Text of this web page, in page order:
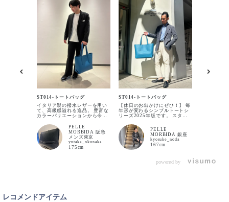
BLACK
入荷待ち 入荷お知らせ
CHARCOAL GRAY
入荷待ち 入荷お知らせ
DARK BROWN
入荷待ち 入荷お知らせ
KHAKI カートに入れる
ST014-トートバッグ
イタリア製の撥水レザーを用い
て、高級感溢れる逸品。 豊富な
カラーバリエーションから今回
ルーを選んでみました。 春の装
いにプラスでお洒落な印象にな
るかと思います。 ビジネス、カ
ジュアル問わず使用可能です。
気になる方は是非店頭に足をお
運び頂きご覧下さい。
PELLE
MORBIDA 阪急
メンズ東京
yutaka_okunaka
175cm
ST014-トートバッグ
【休日のお出かけにぜひ！】 毎
年形が変わるシンプルトートシ
リーズ2025年版です。 スタイ
ってみました。 白パン×メラン
ジジャケットの組み合わせなら
発色の良いバッグも相性抜群で
す。 暖かい季節に爽やかな装い
でふらっとお出かけにぜひ！
PELLE
MORBIDA 銀座
kyosuke_noda
167cm
powered by
レコメンドアイテム